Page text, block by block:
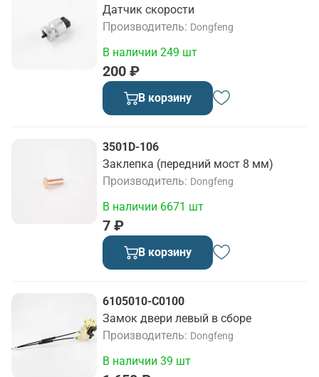
Датчик скорости
Производитель
Dongfeng
200 ₽
В наличии 249 шт
В корзину
3501D-106
Заклепка (передний мост 8 мм)
Производитель
Dongfeng
7 ₽
В наличии 6671 шт
В корзину
6105010-C0100
Замок двери левый в сборе
Производитель
Dongfeng
В наличии 39 шт